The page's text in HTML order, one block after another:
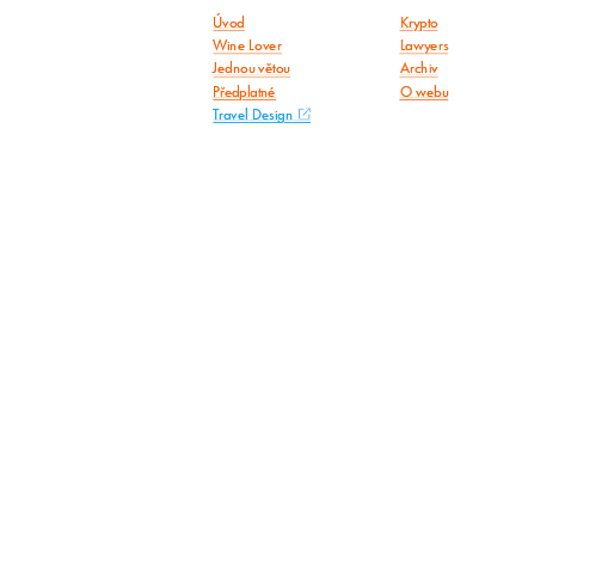
Úvod Krypto
Wine Lover
Lawyers
Jednou větou
Archiv
Předplatné O webu
Travel Design